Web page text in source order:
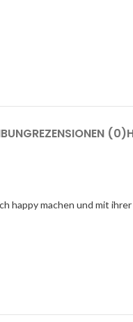
REZENSIONEN (0)
happy machen und mit